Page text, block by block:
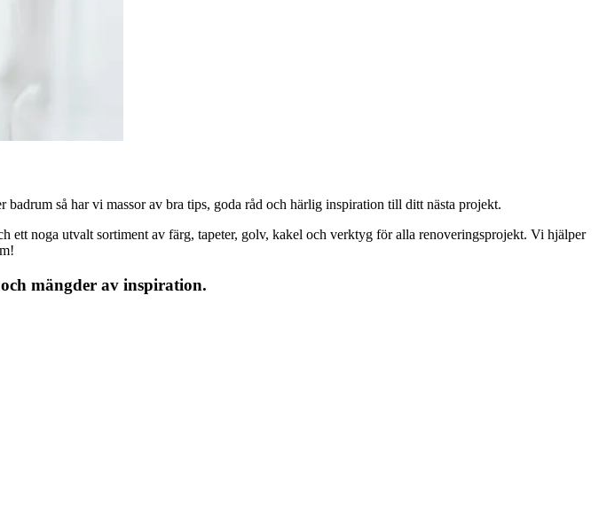
så har vi massor av bra tips, goda råd och härlig inspiration till ditt nästa projekt.
ett noga utvalt sortiment av färg, tapeter, golv, kakel och verktyg för alla renoveringsprojekt. Vi hjälper
mängder av inspiration.